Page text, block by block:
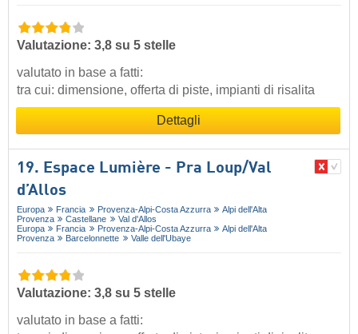
Valutazione: 3,8 su 5 stelle
valutato in base a fatti:
tra cui: dimensione, offerta di piste, impianti di risalita
Dettagli
19. Espace Lumière - Pra Loup/​Val
d’Allos
Europa Francia Provenza-Alpi-Costa Azzurra
Alpi dell'Alta
Provenza
Castellane
Val d'Allos
Europa
Francia Provenza-Alpi-Costa Azzurra
Alpi dell'Alta
Provenza
Barcelonnette Valle dell'Ubaye
Valutazione: 3,8 su 5 stelle
valutato in base a fatti: